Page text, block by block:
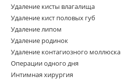
Удаление кисты влагалища
Удаление кист половых губ
Удаление липом
Удаление родинок
Удаление контагиозного моллюска
Операции одного дня
Интимная хирургия